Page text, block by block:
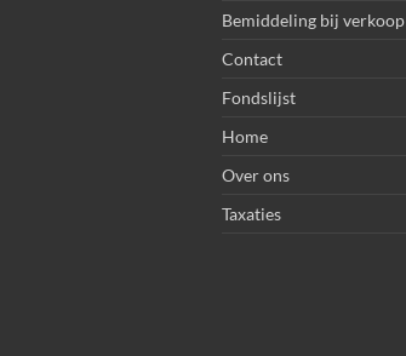
Bemiddeling bij verkoop
Contact
Fondslijst
Home
Over ons
Taxaties